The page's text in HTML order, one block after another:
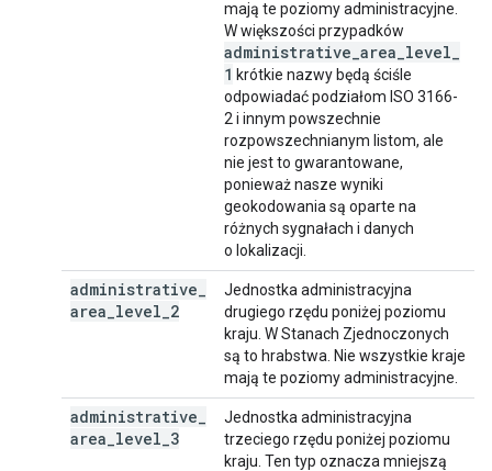
mają te poziomy administracyjne.
W większości przypadków
administrative area level
1 krótkie nazwy będą ściśle
odpowiadać podziałom ISO 3166-
2 i innym powszechnie
rozpowszechnianym listom, ale
nie jest to gwarantowane,
ponieważ nasze wyniki
geokodowania są oparte na
różnych sygnałach i danych
o lokalizacji.
administrative
area level 2
Jednostka administracyjna
drugiego rzędu poniżej poziomu
kraju. W Stanach Zjednoczonych
są to hrabstwa. Nie wszystkie kraje
mają te poziomy administracyjne.
administrative
area level 3
Jednostka administracyjna
trzeciego rzędu poniżej poziomu
kraju. Ten typ oznacza mniejszą